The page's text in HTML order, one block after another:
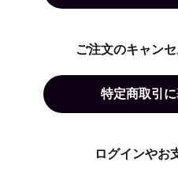
ご注文のキャン
特定商取引
ログインやお